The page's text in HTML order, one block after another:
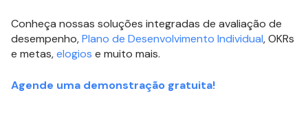
Conheça nossas soluções integradas de avaliação de
desempenho,Plano de Desenvolvimento Individual, OKRs
e metas,elogios e muito mais.
Agende uma demonstração gratuita!